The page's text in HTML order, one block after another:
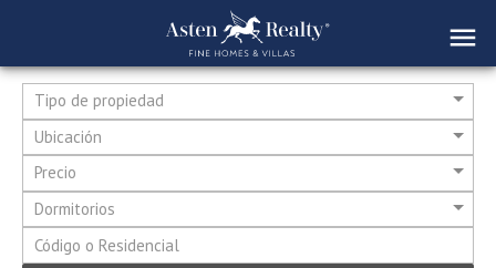
Tipo de propiedad
Ubicación
Precio
Dormitorios